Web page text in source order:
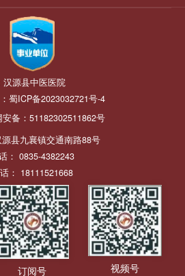
汉源县中医医院
蜀ICP备2023032721号-4
备： 51182302511862号
县九襄镇交通南路88号
： 0835-4382243
： 18111521668
订阅号 视频号